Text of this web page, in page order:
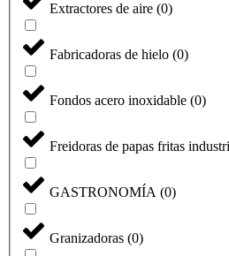
Extractores de aire (0)
Fabricadoras de hielo (0)
Fondos acero inoxidable (0)
Freidoras de papas fritas
GASTRONOMÍA (0)
Granizadoras (0)